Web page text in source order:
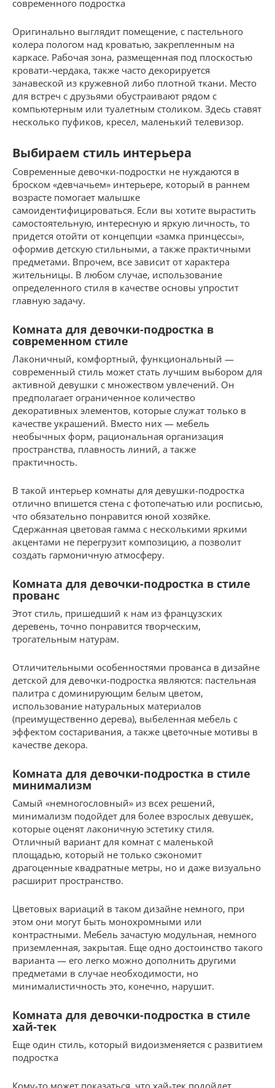
современного подростка
Оригинально выглядит помещение, с пастельного
колера пологом над кроватью, закрепленным на
каркасе. Рабочая зона, размещенная под плоскостью
кровати-чердака, также часто декорируется
занавеской из кружевной либо плотной ткани. Место
для встреч с друзьями обустраивают рядом с
компьютерным или туалетным столиком. Здесь ставят
несколько пуфиков, кресел, маленький телевизор.
Выбираем стиль интерьера
Современные девочки-подростки не нуждаются в
броском «девчачьем» интерьере, который в раннем
возрасте помогает малышке
самоидентифицироваться. Если вы хотите вырастить
самостоятельную, интересную и яркую личность, то
придется отойти от концепции «замка принцессы»,
оформив детскую стильными, а также практичными
предметами. Впрочем, все зависит от характера
жительницы. В любом случае, использование
определенного стиля в качестве основы упростит
главную задачу.
Комната для девочки-подростка в
современном стиле
Лаконичный, комфортный, функциональный —
современный стиль может стать лучшим выбором для
активной девушки с множеством увлечений. Он
предполагает ограниченное количество
декоративных элементов, которые служат только в
качестве украшений. Вместо них — мебель
необычных форм, рациональная организация
пространства, плавность линий, а также
практичность.
В такой интерьер комнаты для девушки-подростка
отлично впишется стена с фотопечатью или росписью,
что обязательно понравится юной хозяйке.
Сдержанная цветовая гамма с несколькими яркими
акцентами не перегрузит композицию, а позволит
создать гармоничную атмосферу.
Комната для девочки-подростка в стиле
прованс
Этот стиль, пришедший к нам из французских
деревень, точно понравится творческим,
трогательным натурам.
Отличительными особенностями прованса в дизайне
детской для девочки-подростка являются: пастельная
палитра с доминирующим белым цветом,
использование натуральных материалов
(преимущественно дерева), выбеленная мебель с
эффектом состаривания, а также цветочные мотивы в
качестве декора.
Комната для девочки-подростка в стиле
минимализм
Самый «немногословный» из всех решений,
минимализм подойдет для более взрослых девушек,
которые оценят лаконичную эстетику стиля.
Отличный вариант для комнат с маленькой
площадью, который не только сэкономит
драгоценные квадратные метры, но и даже визуально
расширит пространство.
Цветовых вариаций в таком дизайне немного, при
этом они могут быть монохромными или
контрастными. Мебель зачастую модульная, немного
приземленная, закрытая. Еще одно достоинство такого
варианта — его легко можно дополнить другими
предметами в случае необходимости, но
минималистичность это, конечно, нарушит.
Комната для девочки-подростка в стиле
хай-тек
Еще один стиль, который видоизменяется с развитием
подростка
Кому-то может показаться, что хай-тек подойдет